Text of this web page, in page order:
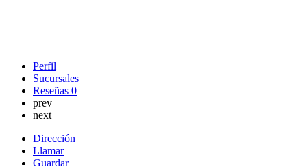
Perfil
Sucursales
Reseñas 0
prev
next
Dirección
Llamar
Guardar